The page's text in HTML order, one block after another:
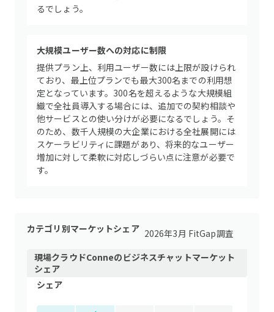
るでしょう。
大規模ユーザー数への対応に制限
提供プラン上、利用ユーザー数には上限が設けられ
ており、最上位プランでも最大300名までの利用想
定となっています。300名を超えるような大規模組
織で全社員導入する場合には、追加での契約相談や
他サービスとの使い分けが必要になるでしょう。そ
のため、数千人規模の大企業における全社展開には
スケーラビリティに課題があり、将来的なユーザー
増加に対して柔軟に対応しづらい点に注意が必要で
す。
カテゴリ別マーケットシェア 2026年3月 FitGap調査
現場クラウドConneの ビジネスチャットマーケット
シェア
シェア